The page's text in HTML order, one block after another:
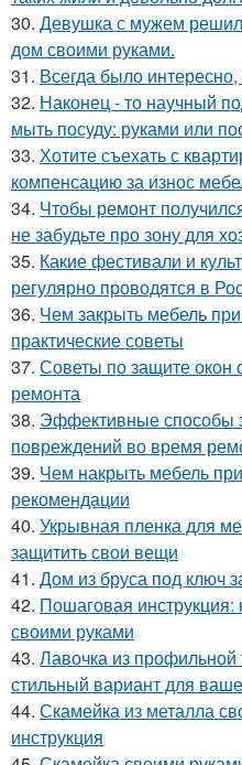
30. Девушка с мужем
дом своими руками.
31. Всегда было
32. Наконец - то научный
мыть посуду: руками или
33. Хотите съехать с
компенсацию за износ
34. Чтобы ремонт
не забудьте про зону для
35. Какие фестивали и
регулярно проводятся в
36. Чем закрыть мебель
практические советы
37. Советы по защите окон
ремонта
38. Эффективные способы
повреждений во время
39. Чем накрыть мебель
рекомендации
40. Укрывная пленка для
защитить свои вещи
41. Дом из бруса под ключ
42. Пошаговая инструкция:
своими руками
43. Лавочка из
стильный вариант для
44. Скамейка из металла
инструкция